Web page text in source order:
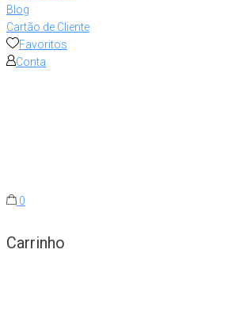
Blog
Cartão de Cliente
Favoritos
Conta
0
Carrinho